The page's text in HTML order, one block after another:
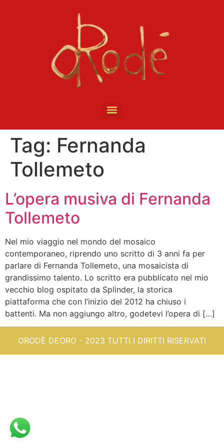
Tag: Fernanda
Tollemeto
L’opera musiva di Fernanda
Tollemeto
Nel mio viaggio nel mondo del mosaico
contemporaneo, riprendo uno scritto di 3 anni fa per
parlare di Fernanda Tollemeto, una mosaicista di
grandissimo talento. Lo scritto era pubblicato nel mio
vecchio blog ospitato da Splinder, la storica
piattaforma che con l’inizio del 2012 ha chiuso i
battenti. Ma non aggiungo altro, godetevi l’opera di […]
ORODÈ DEORO - 2023 TUTTI I DIRITTI RISERVATI